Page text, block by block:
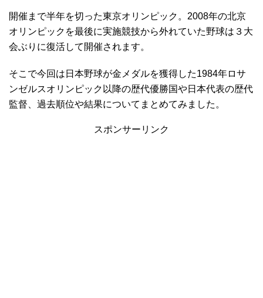
開催まで半年を切った東京オリンピック。2008年の北京
オリンピックを最後に実施競技から外れていた野球は３大
会ぶりに復活して開催されます。
そこで今回は日本野球が金メダルを獲得した1984年ロサ
ンゼルスオリンピック以降の歴代優勝国や日本代表の歴代
監督、過去順位や結果についてまとめてみました。
スポンサーリンク